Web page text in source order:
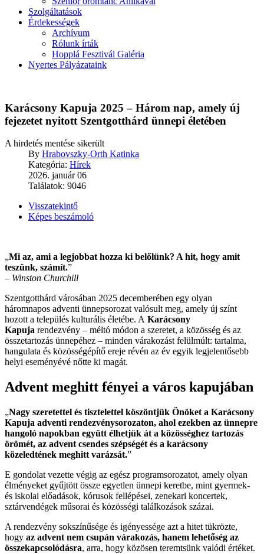
Szolgáltatások
Érdekességek
Archívum
Rólunk írták
Hopplá Fesztivál Galéria
Nyertes Pályázataink
Karácsony Kapuja 2025 – Három nap, amely új
fejezetet nyitott Szentgotthárd ünnepi életében
A hirdetés mentése sikerült
By Hrabovszky-Orth Katinka
Kategória: Hírek
2026. január 06
Találatok: 9046
Visszatekintő
Képes beszámoló
„Mi az, ami a legjobbat hozza ki belőlünk? A hit, hogy amit
teszünk, számít.”
– Winston Churchill
Szentgotthárd városában 2025 decemberében egy olyan
háromnapos adventi ünnepsorozat valósult meg, amely új színt
hozott a település kulturális életébe. A Karácsony
Kapuja rendezvény – méltó módon a szeretet, a közösség és az
összetartozás ünnepéhez – minden várakozást felülmúlt: tartalma,
hangulata és közösségépítő ereje révén az év egyik legjelentősebb
helyi eseményévé nőtte ki magát.
Advent meghitt fényei a város kapujában
„Nagy szeretettel és tisztelettel köszöntjük Önöket a Karácsony
Kapuja adventi rendezvénysorozaton, ahol ezekben az ünnepre
hangoló napokban együtt élhetjük át a közösséghez tartozás
örömét, az advent csendes szépségét és a karácsony
közeledtének meghitt varázsát.”
E gondolat vezette végig az egész programsorozatot, amely olyan
élményeket gyűjtött össze egyetlen ünnepi keretbe, mint gyermek-
és iskolai előadások, kórusok fellépései, zenekari koncertek,
sztárvendégek műsorai és közösségi találkozások százai.
A rendezvény sokszínűsége és igényessége azt a hitet tükrözte,
hogy az advent nem csupán várakozás, hanem lehetőség az
összekapcsolódásra, arra, hogy közösen teremtsünk valódi értéket.